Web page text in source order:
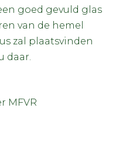
goed gevuld glas
van de hemel
zal plaatsvinden
daar.
MFVR